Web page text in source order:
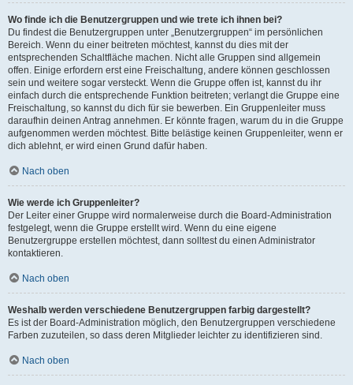
Wo finde ich die Benutzergruppen und wie trete ich ihnen bei?
Du findest die Benutzergruppen unter „Benutzergruppen“ im persönlichen
Bereich. Wenn du einer beitreten möchtest, kannst du dies mit der
entsprechenden Schaltfläche machen. Nicht alle Gruppen sind allgemein
offen. Einige erfordern erst eine Freischaltung, andere können geschlossen
sein und weitere sogar versteckt. Wenn die Gruppe offen ist, kannst du ihr
einfach durch die entsprechende Funktion beitreten; verlangt die Gruppe eine
Freischaltung, so kannst du dich für sie bewerben. Ein Gruppenleiter muss
daraufhin deinen Antrag annehmen. Er könnte fragen, warum du in die Gruppe
aufgenommen werden möchtest. Bitte belästige keinen Gruppenleiter, wenn er
dich ablehnt, er wird einen Grund dafür haben.
Nach oben
Wie werde ich Gruppenleiter?
Der Leiter einer Gruppe wird normalerweise durch die Board-Administration
festgelegt, wenn die Gruppe erstellt wird. Wenn du eine eigene
Benutzergruppe erstellen möchtest, dann solltest du einen Administrator
kontaktieren.
Nach oben
Weshalb werden verschiedene Benutzergruppen farbig dargestellt?
Es ist der Board-Administration möglich, den Benutzergruppen verschiedene
Farben zuzuteilen, so dass deren Mitglieder leichter zu identifizieren sind.
Nach oben